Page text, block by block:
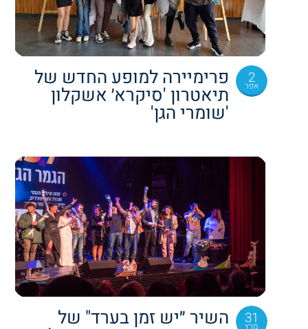
2
אפר פרימיירה למופע החדש של
תיאטרון 'סיקרא׳ אשקלון
'שומרי הגן'
31
מרץ השיר ״יש זמן בערד" של